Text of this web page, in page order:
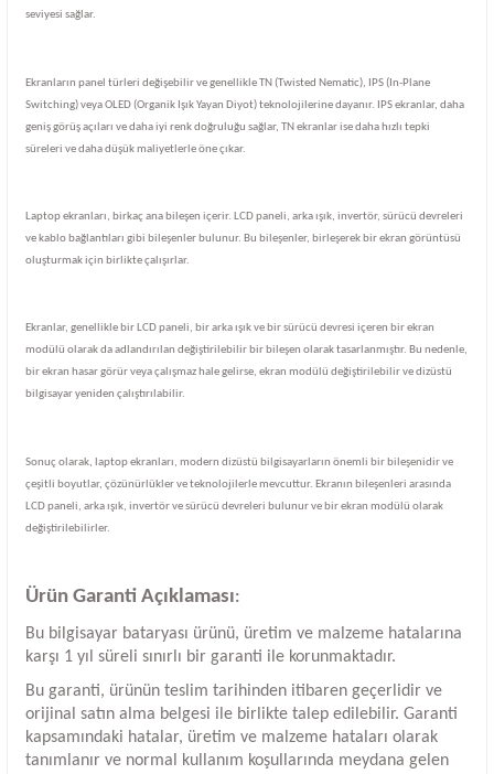
seviyesi sağlar.
Ekranların panel türleri değişebilir ve genellikle TN (Twisted Nematic), IPS (In-Plane
Switching) veya OLED (Organik Işık Yayan Diyot) teknolojilerine dayanır. IPS ekranlar, daha
geniş görüş açıları ve daha iyi renk doğruluğu sağlar, TN ekranlar ise daha hızlı tepki
süreleri ve daha düşük maliyetlerle öne çıkar.
Laptop ekranları, birkaç ana bileşen içerir. LCD paneli, arka ışık, invertör, sürücü devreleri
ve kablo bağlantıları gibi bileşenler bulunur. Bu bileşenler, birleşerek bir ekran görüntüsü
oluşturmak için birlikte çalışırlar.
Ekranlar, genellikle bir LCD paneli, bir arka ışık ve bir sürücü devresi içeren bir ekran
modülü olarak da adlandırılan değiştirilebilir bir bileşen olarak tasarlanmıştır. Bu nedenle,
bir ekran hasar görür veya çalışmaz hale gelirse, ekran modülü değiştirilebilir ve dizüstü
bilgisayar yeniden çalıştırılabilir.
Sonuç olarak, laptop ekranları, modern dizüstü bilgisayarların önemli bir bileşenidir ve
çeşitli boyutlar, çözünürlükler ve teknolojilerle mevcuttur. Ekranın bileşenleri arasında
LCD paneli, arka ışık, invertör ve sürücü devreleri bulunur ve bir ekran modülü olarak
değiştirilebilirler.
Ürün Garanti Açıklaması:
Bu bilgisayar bataryası ürünü, üretim ve malzeme hatalarına
karşı 1 yıl süreli sınırlı bir garanti ile korunmaktadır.
Bu garanti, ürünün teslim tarihinden itibaren geçerlidir ve
orijinal satın alma belgesi ile birlikte talep edilebilir. Garanti
kapsamındaki hatalar, üretim ve malzeme hataları olarak
tanımlanır ve normal kullanım koşullarında meydana gelen